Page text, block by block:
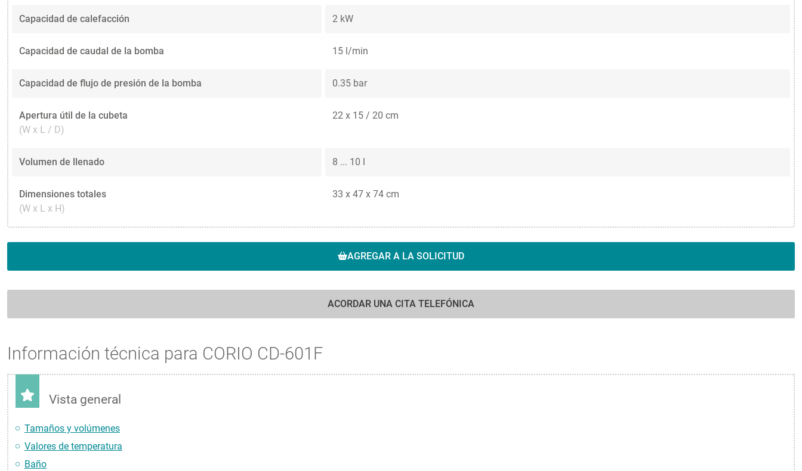
Capacidad de calefacción 2 kW
Capacidad de caudal de la bomba 15 l/min
Capacidad de flujo de presión de la bomba 0.35 bar
Apertura útil de la cubeta
(W x L / D)
22 x 15 / 20 cm
Volumen de llenado 8 ... 10 l
Dimensiones totales
(W x L x H)
33 x 47 x 74 cm
AGREGAR A LA SOLICITUD
ACORDAR UNA CITA TELEFÓNICA
Información técnica para CORIO CD-601F
Vista general
Tamaños y volúmenes
Valores de temperatura
Baño